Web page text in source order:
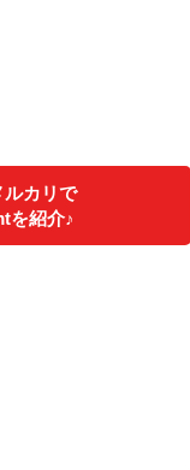
ルカリで
を紹介♪